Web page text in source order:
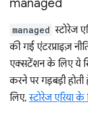
managed
managed स्टोरेज
की गई एंटरप्राइज़
एक्सटेंशन के लिए ये
करने पर गड़बड़ी
लिए, स्टोरेज एरिया